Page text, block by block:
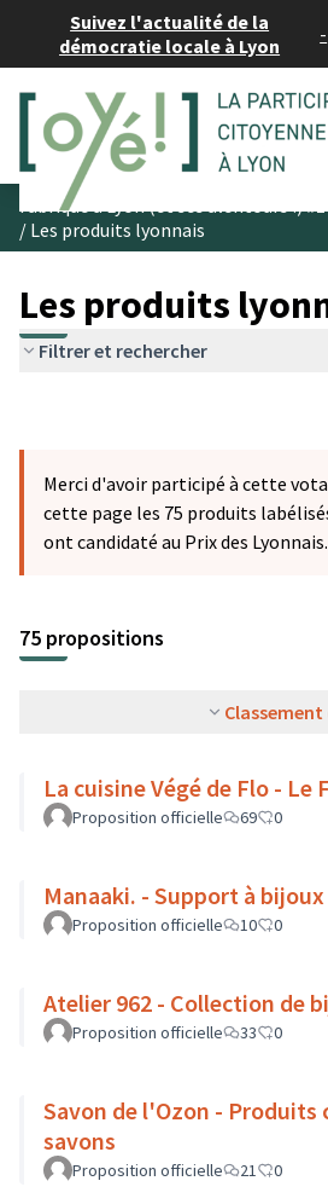
Suivez l'actualité de la
démocratie locale à Lyon
-
/ Les produits lyonnais
Les produits
Filtrer et rechercher
Merci d'avoir participé à cette
cette page les 75 produits
ont candidaté au Prix des Lyonnais.
75 propositions
La cuisine Végé de Flo - Le
Proposition officielle 69 0
Manaaki. - Support à bijoux
Proposition officielle 10 0
Atelier 962 - Collection de
Proposition officielle 33 0
Savon de l'Ozon - Produits
savons
Proposition officielle 21 0